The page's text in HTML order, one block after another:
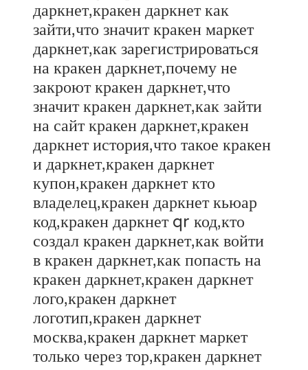
даркнет,кракен даркнет как
зайти,что значит кракен маркет
даркнет,как зарегистрироваться
на кракен даркнет,почему не
закроют кракен даркнет,что
значит кракен даркнет,как зайти
на сайт кракен даркнет,кракен
даркнет история,что такое кракен
и даркнет,кракен даркнет
купон,кракен даркнет кто
владелец,кракен даркнет кьюар
код,кракен даркнет qr код,кто
создал кракен даркнет,как войти
в кракен даркнет,как попасть на
кракен даркнет,кракен даркнет
лого,кракен даркнет
логотип,кракен даркнет
москва,кракен даркнет маркет
только через тор,кракен даркнет